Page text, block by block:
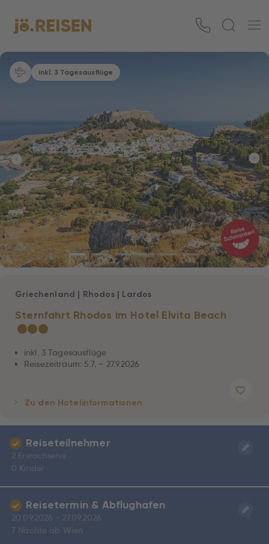
inkl. 3 Tagesausflüge
Sternfahrt Rhodos im Hotel Elvita Beach
★★★
Griechenland | Rhodos| Lardos
inkl. 3 Tagesausflüge
Reisezeitraum: 5.7. – 27.9.2026
Zu den Hotelinformationen
Reiseteilnehmer
2 Erwachsene
0 Kinder
Reisetermin & Abflughafen
20.09.2026 - 27.09.2026
7 Nächte ab Wien